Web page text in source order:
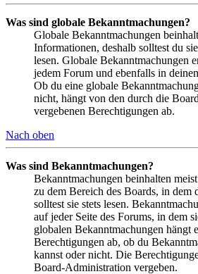
Was sind globale Bekanntmachungen?
Globale Bekanntmachungen
Informationen, deshalb solltest du
lesen. Globale Bekanntmachungen
jedem Forum und ebenfalls in
Ob du eine globale
nicht, hängt von den durch die
vergebenen Berechtigungen ab.
Nach oben
Was sind Bekanntmachungen?
Bekanntmachungen beinhalten
zu dem Bereich des Boards, in dem
solltest sie stets lesen.
auf jeder Seite des Forums, in dem
globalen Bekanntmachungen hängt
Berechtigungen ab, ob du
kannst oder nicht. Die
Board-Administration vergeben.